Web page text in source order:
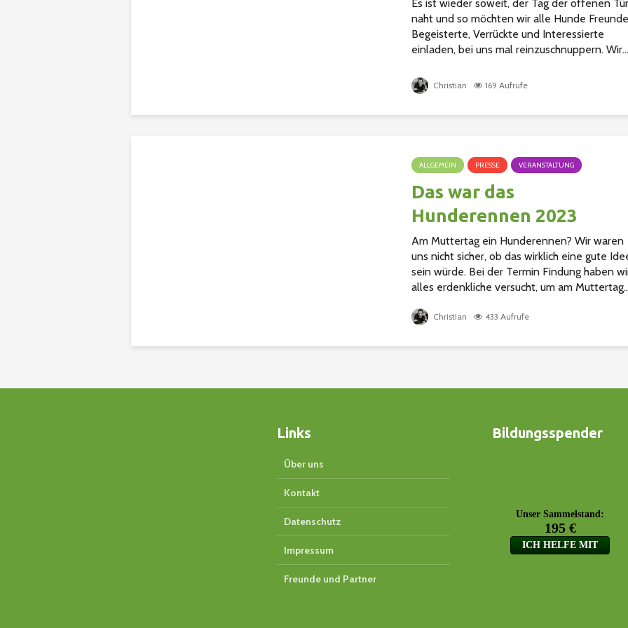
Es ist wieder soweit, der Tag der offenen Tür
naht und so möchten wir alle Hunde
Begeisterte, Verrückte und Interessierte
einladen, bei uns mal reinzuschnuppern. Wir...
Christian 169 Aufrufe
ALLGEMEIN PRESSE VERANSTALTUNG
Das war das
Hunderennen 2023
Am Muttertag ein Hunderennen? Wir waren
uns nicht sicher, ob das wirklich eine gute
sein würde. Bei der Termin Findung haben
alles erdenkliche versucht, um am
Christian 433 Aufrufe
Links
Über uns
Kontakt
Datenschutz
Impressum
Freunde und Partner
Bildungsspender